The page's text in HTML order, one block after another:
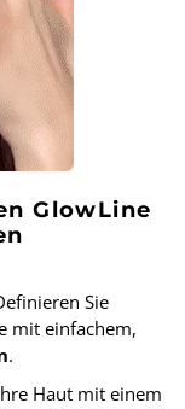
GlowLine
Sie
mit einfachem,
.
Haut mit einem